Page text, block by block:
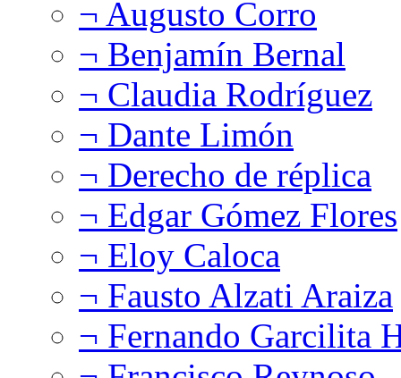
¬ Augusto Corro
¬ Benjamín Bernal
¬ Claudia Rodríguez
¬ Dante Limón
¬ Derecho de réplica
¬ Edgar Gómez Flores
¬ Eloy Caloca
¬ Fausto Alzati Araiza
¬ Fernando Garcilita